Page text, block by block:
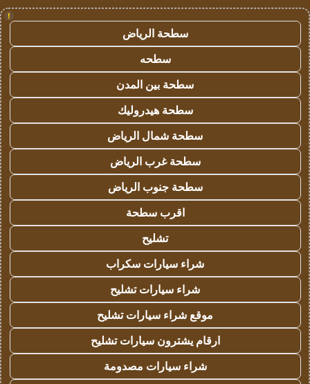
!
سطحة الرياض
سطحه
سطحة بين المدن
سطحة هيدروليك
سطحة شمال الرياض
سطحة غرب الرياض
سطحة جنوب الرياض
اقرب سطحة
تشليح
شراء سيارات سكراب
شراء سيارات تشليح
موقع شراء سيارات تشليح
ارقام يشترون سيارات تشليح
شراء سيارات مصدومة